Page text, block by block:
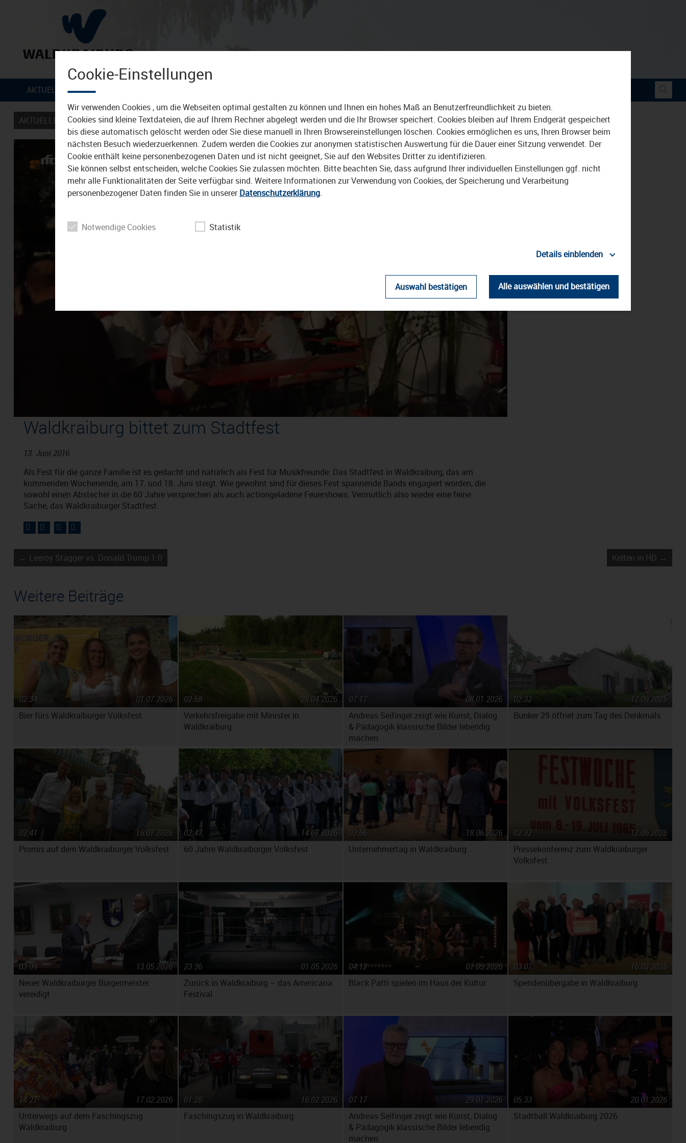
Zum Inhalt
AKTUELLES
AKTUELLES VERANSTALTUNGEN
Video
abspielen
Waldkraiburg bittet zum Stadtfest
13. Juni 2016
Als Fest für die ganze Familie ist es gedacht und natürlich als Fest für Musikfreunde: Das Stadtfest in Waldkraiburg, das am
kommenden Wochenende, am 17. und 18. Juni steigt. Wie gewohnt sind für dieses Fest spannende Bands engagiert worden, die
sowohl einen Abstecher in die 60 Jahre versprechen als auch actiongeladene Feuershows. Vermutlich also wieder eine feine
Sache, das Waldkraiburger Stadtfest.
← Leeroy Stagger vs. Donald Trump 1:0 Kelten in HD →
Weitere Beiträge
Bier fürs Waldkraiburger Volksfest
01.07.2026
02:34
Verkehrsfreigabe mit Minister in
Waldkraiburg
28.04.2026
02:58
Andreas Seifinger zeigt wie Kunst, Dialog
& Pädagogik klassische Bilder lebendig
machen
08.01.2026
07:17
Bunker 29 öffnet zum Tag des Denkmals
12.09.2025
02:32
Promis auf dem Waldkraiburger Volksfest
16.07.2026
02:41
60 Jahre Waldkraiburger Volksfest
14.07.2026
02:47
Unternehmertag in Waldkraiburg
18.06.2026
03:56
Pressekonferenz zum Waldkraiburger
Volksfest
12.06.2026
02:32
Neuer Waldkraiburger Bürgermeister
vereidigt
13.05.2026
03:09
Zurück in Waldkraiburg – das Americana
Festival
01.05.2026
23:36
Black Patti spielen im Haus der Kultur
01.05.2026
04:12
Spendenübergabe in Waldkraiburg
16.03.2026
03:07
Unterwegs auf dem Faschingszug
Waldkraiburg
17.02.2026
14:27
Faschingszug in Waldkraiburg
16.02.2026
01:28
Andreas Seifinger zeigt wie Kunst, Dialog
& Pädagogik klassische Bilder lebendig
machen
29.01.2026
07:17
Stadtball Waldkraiburg 2026
20.01.2026
05:33
Cookie-Einstellungen
Wir verwenden Cookies , um die Webseiten optimal gestalten zu können und Ihnen ein hohes Maß an Benutzerfreundlichkeit zu bieten.
Cookies sind kleine Textdateien, die auf Ihrem Rechner abgelegt werden und die Ihr Browser speichert. Cookies bleiben auf Ihrem Endgerät gespeichert
bis diese automatisch gelöscht werden oder Sie diese manuell in Ihren Browsereinstellungen löschen. Cookies ermöglichen es uns, Ihren Browser beim
nächsten Besuch wiederzuerkennen. Zudem werden die Cookies zur anonymen statistischen Auswertung für die Dauer einer Sitzung verwendet. Der
Cookie enthält keine personenbezogenen Daten und ist nicht geeignet, Sie auf den Websites Dritter zu identifizieren.
Sie können selbst entscheiden, welche Cookies Sie zulassen möchten. Bitte beachten Sie, dass aufgrund Ihrer individuellen Einstellungen ggf. nicht
mehr alle Funktionalitäten der Seite verfügbar sind. Weitere Informationen zur Verwendung von Cookies, der Speicherung und Verarbeitung
personenbezogener Daten finden Sie in unsererDatenschutzerklärung.
Notwendige Cookies Statistik
Details einblenden
Auswahl bestätigen Alle auswählen und bestätigen